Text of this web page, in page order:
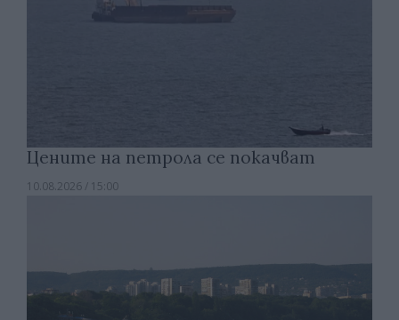
Цените на петрола се покачват
10.08.2026 / 15:00